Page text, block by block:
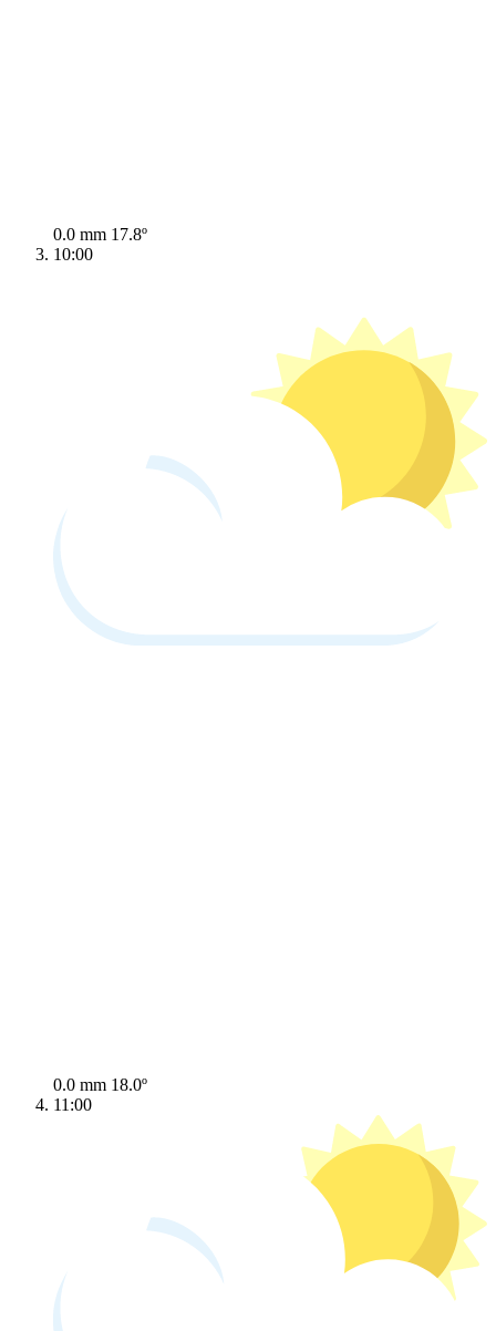
0.0 mm 17.8º
10:00
0.0 mm 18.0º
11:00